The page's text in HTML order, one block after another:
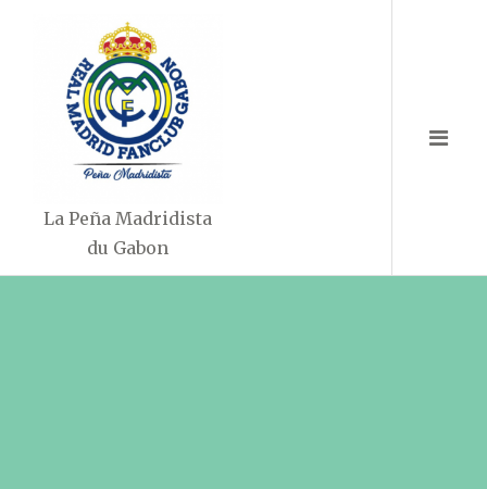
La Peña Madridista
du Gabon